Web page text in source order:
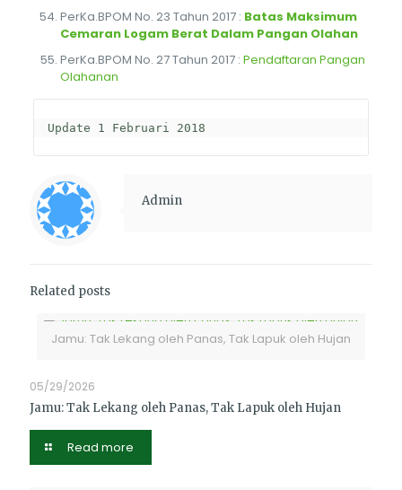
PerKa.BPOM No. 23 Tahun 2017 : Batas Maksimum
Cemaran Logam Berat Dalam Pangan Olahan
PerKa.BPOM No. 27 Tahun 2017 : Pendaftaran Pangan
Olahanan
Update 1 Februari 2018
Admin
Related posts
Jamu: Tak Lekang oleh Panas, Tak Lapuk oleh Hujan
05/29/2026
Jamu: Tak Lekang oleh Panas, Tak Lapuk oleh Hujan
Read more